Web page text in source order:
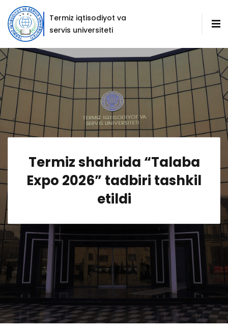
Termiz iqtisodiyot va
servis universiteti
Termiz shahrida “Talaba
Expo 2026” tadbiri tashkil
etildi